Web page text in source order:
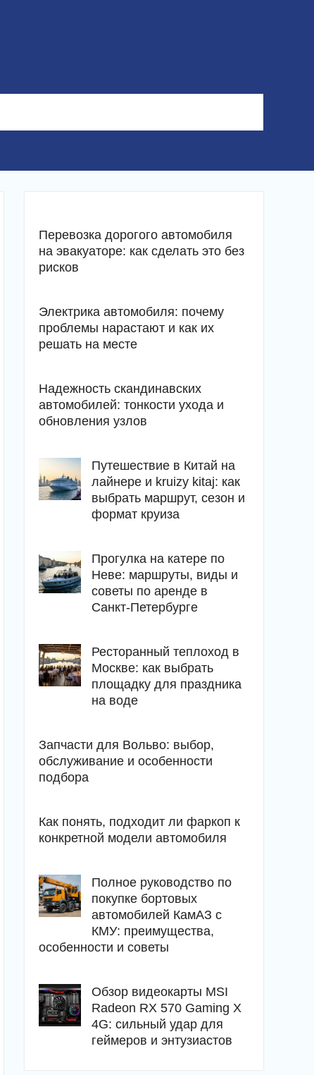
Перевозка дорогого автомобиля
на эвакуаторе: как сделать это без
рисков
Электрика автомобиля: почему
проблемы нарастают и как их
решать на месте
Надежность скандинавских
автомобилей: тонкости ухода и
обновления узлов
Путешествие в Китай на
лайнере и kruizy kitaj: как
выбрать маршрут, сезон и
формат круиза
Прогулка на катере по
Неве: маршруты, виды и
советы по аренде в
Санкт-Петербурге
Ресторанный теплоход в
Москве: как выбрать
площадку для праздника
на воде
Запчасти для Вольво: выбор,
обслуживание и особенности
подбора
Как понять, подходит ли фаркоп к
конкретной модели автомобиля
Полное руководство по
покупке бортовых
автомобилей КамАЗ с
КМУ: преимущества,
особенности и советы
Обзор видеокарты MSI
Radeon RX 570 Gaming X
4G: сильный удар для
геймеров и энтузиастов